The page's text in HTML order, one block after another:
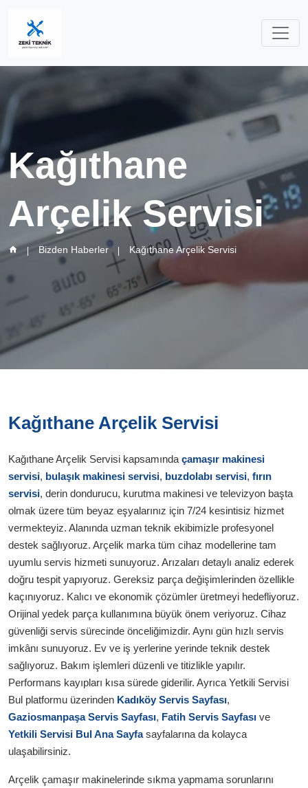
Kağıthane
Arçelik Servisi
Bizden Haberler Kağıthane Arçelik Servisi
Kağıthane Arçelik Servisi
Kağıthane Arçelik Servisi kapsamında çamaşır makinesi
servisi, bulaşık makinesi servisi, buzdolabı servisi, fırın
servisi, derin dondurucu, kurutma makinesi ve televizyon başta
olmak üzere tüm beyaz eşyalarınız için 7/24 kesintisiz hizmet
vermekteyiz. Alanında uzman teknik ekibimizle profesyonel
destek sağlıyoruz. Arçelik marka tüm cihaz modellerine tam
uyumlu servis hizmeti sunuyoruz. Arızaları detaylı analiz ederek
doğru tespit yapıyoruz. Gereksiz parça değişimlerinden özellikle
kaçınıyoruz. Kalıcı ve ekonomik çözümler üretmeyi hedefliyoruz.
Orijinal yedek parça kullanımına büyük önem veriyoruz. Cihaz
güvenliği servis sürecinde önceliğimizdir. Aynı gün hızlı servis
imkânı sunuyoruz. Ev ve iş yerlerine yerinde teknik destek
sağlıyoruz. Bakım işlemleri düzenli ve titizlikle yapılır.
Performans kayıpları kısa sürede giderilir. Ayrıca Yetkili Servisi
Bul platformu üzerinden Kadıköy Servis Sayfası,
Gaziosmanpaşa Servis Sayfası, Fatih Servis Sayfası ve
Yetkili Servisi Bul Ana Sayfasayfalarına da kolayca
ulaşabilirsiniz.
Arçelik çamaşır makinelerinde sıkma yapmama sorunlarını